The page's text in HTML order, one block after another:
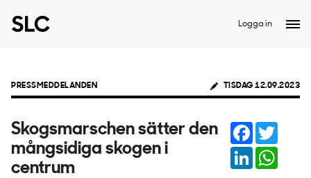
Logga in
PRESSMEDDELANDEN TISDAG 12.09.2023
Skogsmarschen sätter den
mångsidiga skogen i
centrum
Facebook
LinkedIn